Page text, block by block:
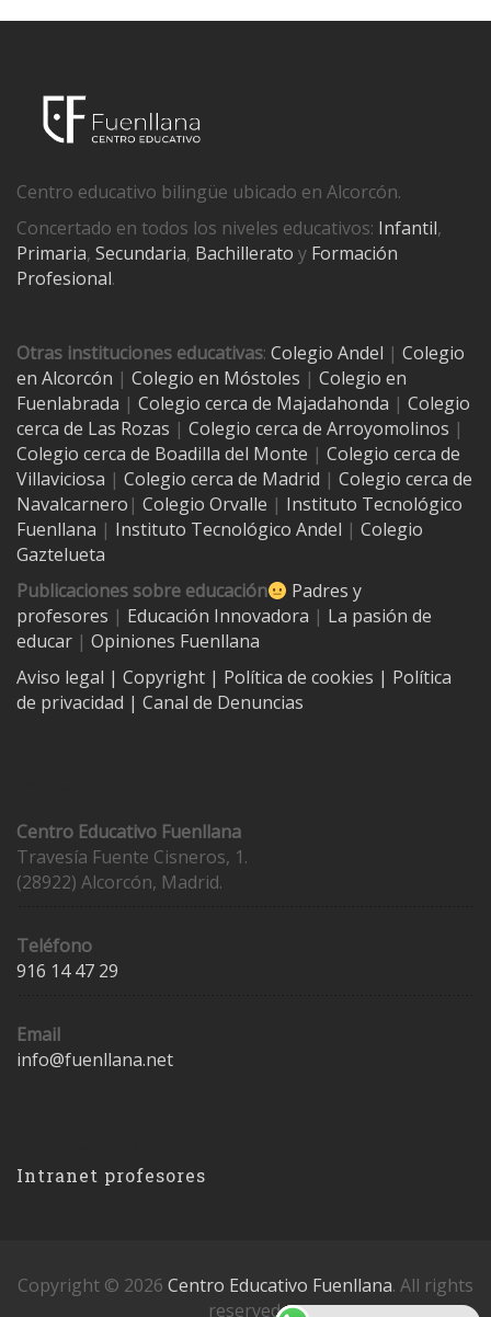
Centro educativo bilingüe ubicado en Alcorcón.
Concertado en todos los niveles educativos: Infantil,
Primaria, Secundaria, Bachillerato y Formación
Profesional.
Otras instituciones educativas: Colegio Andel | Colegio
en Alcorcón | Colegio en Móstoles | Colegio en
Fuenlabrada | Colegio cerca de Majadahonda | Colegio
cerca de Las Rozas | Colegio cerca de Arroyomolinos |
Colegio cerca de Boadilla del Monte | Colegio cerca de
Villaviciosa | Colegio cerca de Madrid | Colegio cerca de
Navalcarnero | Colegio Orvalle | Instituto Tecnológico
Fuenllana | Instituto Tecnológico Andel | Colegio
Gaztelueta
Publicaciones sobre educación
Padres y
profesores | Educación Innovadora | La pasión de
educar | Opiniones Fuenllana
Aviso legal | Copyright | Política de cookies | Política
de privacidad | Canal de Denuncias
Centro Educativo Fuenllana
Travesía Fuente Cisneros, 1.
(28922) Alcorcón, Madrid.
Teléfono
916 14 47 29
Email
info@fuenllana.net
Intranet profesores
Copyright © 2026 Centro Educativo Fuenllana. All rights
reserved.